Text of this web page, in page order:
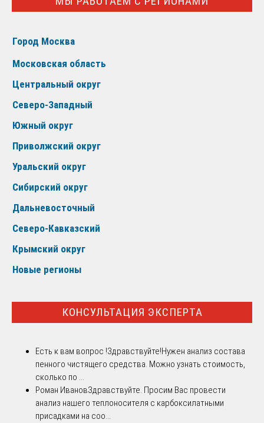
Город Москва
Московская область
Центральный округ
Северо-Западный
Южный округ
Приволжский округ
Уральский округ
Сибирский округ
Дальневосточный
Северо-Кавказский
Крымский округ
Новые регионы
КОНСУЛЬТАЦИЯ ЭКСПЕРТА
Есть к вам вопрос !Здравствуйте!Нужен анализ состава
пенного чистящего средства. Можно узнать стоимость,
сколько по ...
Роман ИвановЗдравствуйте. Просим Вас провести
анализ нашего теплоносителя с карбоксилатными
присадками на соо...